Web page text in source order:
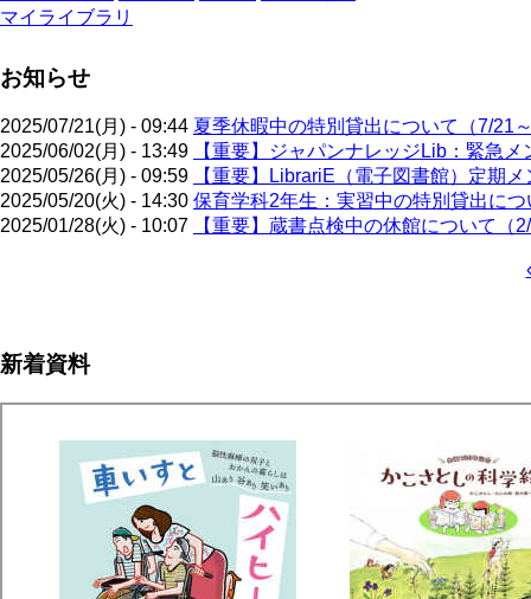
マイライブラリ
お知らせ
2025/07/21(月) - 09:44 夏季休暇中の特別貸出について（7/21
2025/06/02(月) - 13:49
【重要】ジャパンナレッジLib：緊急
2025/05/26(月) - 09:59
【重要】LibrariE（電子図書館）定期
2025/05/20(火) - 14:30 保育学科2年生：実習中の特別貸出に
2025/01/28(火) - 10:07
【重要】蔵書点検中の休館について（
送
新着資料